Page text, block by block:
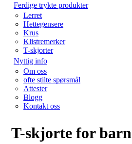
Ferdige trykte produkter
Lerret
Hettegensere
Krus
Klistremerker
T-skjorter
Nyttig info
Om oss
ofte stilte spørsmål
Attester
Blogg
Kontakt oss
T-skjorte for barn